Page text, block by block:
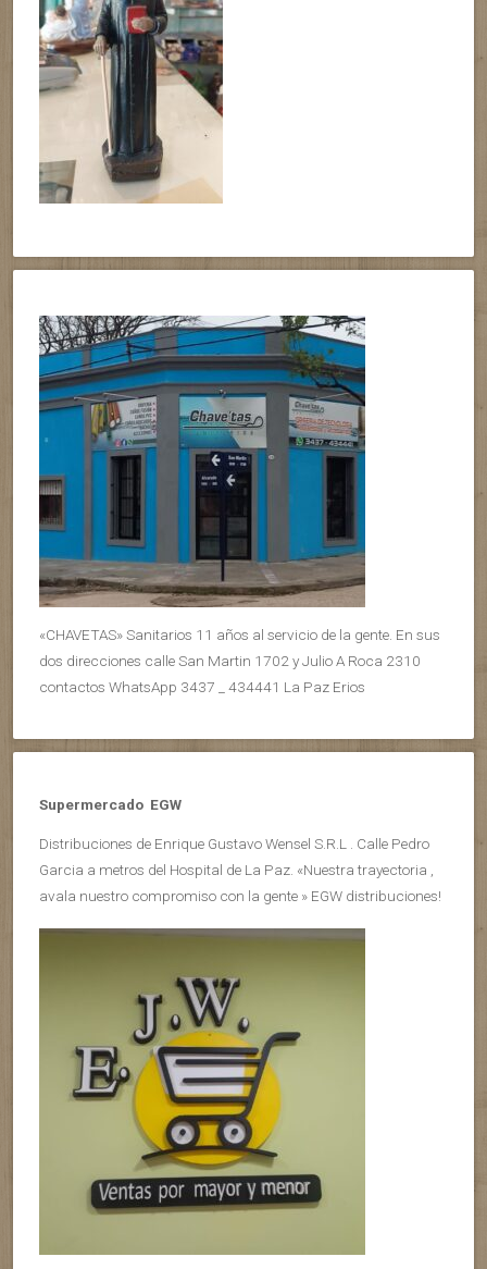
«CHAVETAS» Sanitarios 11 años al servicio de la gente. En sus
dos direcciones calle San Martin 1702 y Julio A Roca 2310
contactos WhatsApp 3437 _ 434441 La Paz Erios
Supermercado EGW
Distribuciones de Enrique Gustavo Wensel S.R.L . Calle Pedro
Garcia a metros del Hospital de La Paz. «Nuestra trayectoria ,
avala nuestro compromiso con la gente » EGW distribuciones!